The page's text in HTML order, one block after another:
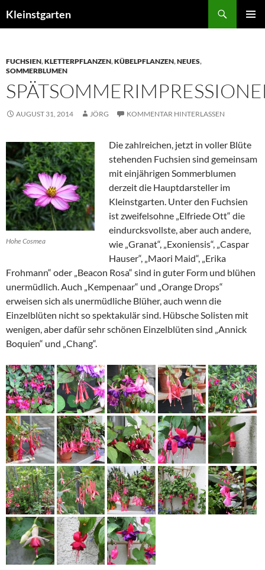
Inhalt
Kleinstgarten
FUCHSIEN,KLETTERPFLANZEN,KÜBELPFLANZEN,NEUES,
SOMMERBLUMEN
AUGUST 31, 2014 JÖRG KOMMENTAR HINTERLASSEN
Hohe Cosmea
Die zahlreichen, jetzt in voller Blüte
stehenden Fuchsien sind gemeinsam
mit einjährigen Sommerblumen
derzeit die Hauptdarsteller im
Kleinstgarten. Unter den Fuchsien
ist zweifelsohne „Elfriede Ott“ die
eindurcksvollste, aber auch andere,
wie „Granat“, „Exoniensis“, „Caspar
Hauser“, „Maori Maid“, „Erika
Frohmann“ oder „Beacon Rosa“ sind in guter Form und blühen
unermüdlich. Auch „Kempenaar“ und „Orange Drops“
erweisen sich als unermüdliche Blüher, auch wenn die
Einzelblüten nicht so spektakulär sind. Hübsche Solisten mit
wenigen, aber dafür sehr schönen Einzelblüten sind „Annick
Boquien“ und „Chang“.